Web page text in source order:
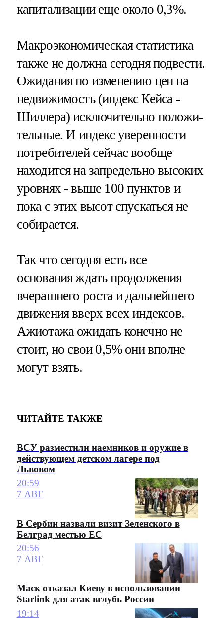
капитализации еще около 0,3%.
Макроэкономическая статистика
также не должна сегодня подвести.
Ожидания по изменению цен на
недвижимость (индекс Кейса -
Шиллера) исключительно положи-
тельные. И индекс уверенности
потребителей сейчас вообще
находится на запредельно высоких
уровнях - выше 100 пунктов и
пока с этих высот спускаться не
собирается.
Так что сегодня есть все
основания ждать продолжения
вчерашнего роста и дальнейшего
движения вверх всех индексов.
Ажиотажа ожидать конечно не
стоит, но свои 0,5% они вполне
могут взять.
ЧИТАЙТЕ ТАКЖЕ
ВСУ разместили наемников и оружие в
действующем детском лагере под
Львовом
20:59
7 АВГ
В Сербии назвали визит Зеленского в
Белград местью ЕС
20:56
7 АВГ
Маск отказал Киеву в использовании
Starlink для атак вглубь России
19:14